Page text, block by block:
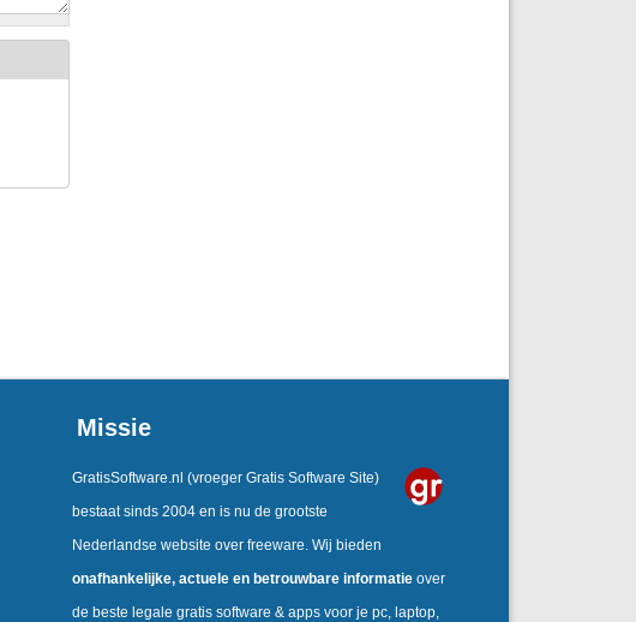
Missie
GratisSoftware.nl (vroeger Gratis Software Site)
bestaat sinds 2004 en is nu de grootste
Nederlandse website over freeware. Wij bieden
onafhankelijke, actuele en betrouwbare informatie over
de beste legale gratis software & apps voor je pc, laptop,